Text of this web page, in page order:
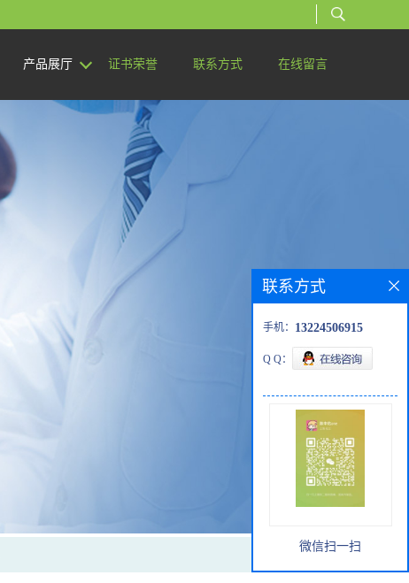
产品展厅 证书荣誉 联系方式 在线留言
联系方式
手机： 13224506915
Q Q：
微信扫一扫